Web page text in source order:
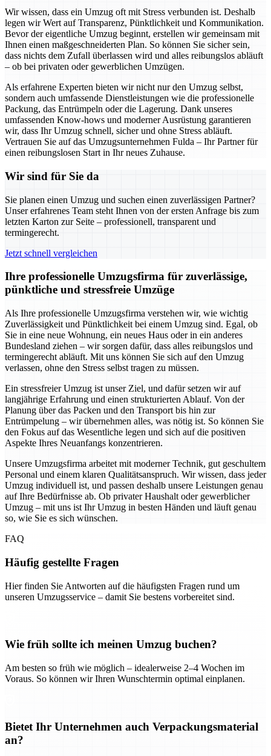
Wir wissen, dass ein Umzug oft mit Stress verbunden ist. Deshalb
legen wir Wert auf Transparenz, Pünktlichkeit und Kommunikation.
Bevor der eigentliche Umzug beginnt, erstellen wir gemeinsam mit
Ihnen einen maßgeschneiderten Plan. So können Sie sicher sein,
dass nichts dem Zufall überlassen wird und alles reibungslos abläuft
– ob bei privaten oder gewerblichen Umzügen.
Als erfahrene Experten bieten wir nicht nur den Umzug selbst,
sondern auch umfassende Dienstleistungen wie die professionelle
Packung, das Entrümpeln oder die Lagerung. Dank unseres
umfassenden Know-hows und moderner Ausrüstung garantieren
wir, dass Ihr Umzug schnell, sicher und ohne Stress abläuft.
Vertrauen Sie auf das Umzugsunternehmen Fulda – Ihr Partner für
einen reibungslosen Start in Ihr neues Zuhause.
Wir sind für Sie da
Sie planen einen Umzug und suchen einen zuverlässigen Partner?
Unser erfahrenes Team steht Ihnen von der ersten Anfrage bis zum
letzten Karton zur Seite – professionell, transparent und
termingerecht.
Jetzt schnell vergleichen
Ihre professionelle Umzugsfirma für zuverlässige,
pünktliche und stressfreie Umzüge
Als Ihre professionelle Umzugsfirma verstehen wir, wie wichtig
Zuverlässigkeit und Pünktlichkeit bei einem Umzug sind. Egal, ob
Sie in eine neue Wohnung, ein neues Haus oder in ein anderes
Bundesland ziehen – wir sorgen dafür, dass alles reibungslos und
termingerecht abläuft. Mit uns können Sie sich auf den Umzug
verlassen, ohne den Stress selbst tragen zu müssen.
Ein stressfreier Umzug ist unser Ziel, und dafür setzen wir auf
langjährige Erfahrung und einen strukturierten Ablauf. Von der
Planung über das Packen und den Transport bis hin zur
Entrümpelung – wir übernehmen alles, was nötig ist. So können Sie
den Fokus auf das Wesentliche legen und sich auf die positiven
Aspekte Ihres Neuanfangs konzentrieren.
Unsere Umzugsfirma arbeitet mit moderner Technik, gut geschultem
Personal und einem klaren Qualitätsanspruch. Wir wissen, dass jeder
Umzug individuell ist, und passen deshalb unsere Leistungen genau
auf Ihre Bedürfnisse ab. Ob privater Haushalt oder gewerblicher
Umzug – mit uns ist Ihr Umzug in besten Händen und läuft genau
so, wie Sie es sich wünschen.
FAQ
Häufig gestellte Fragen
Hier finden Sie Antworten auf die häufigsten Fragen rund um
unseren Umzugsservice – damit Sie bestens vorbereitet sind.
Wie früh sollte ich meinen Umzug buchen?
Am besten so früh wie möglich – idealerweise 2–4 Wochen im
Voraus. So können wir Ihren Wunschtermin optimal einplanen.
Bietet Ihr Unternehmen auch Verpackungsmaterial
an?